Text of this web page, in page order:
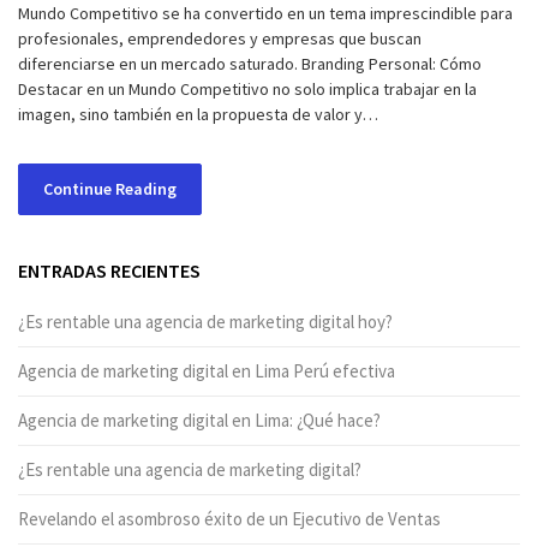
Mundo Competitivo se ha convertido en un tema imprescindible para
profesionales, emprendedores y empresas que buscan
diferenciarse en un mercado saturado. Branding Personal: Cómo
Destacar en un Mundo Competitivo no solo implica trabajar en la
imagen, sino también en la propuesta de valor y…
Continue Reading
ENTRADAS RECIENTES
¿Es rentable una agencia de marketing digital hoy?
Agencia de marketing digital en Lima Perú efectiva
Agencia de marketing digital en Lima: ¿Qué hace?
¿Es rentable una agencia de marketing digital?
Revelando el asombroso éxito de un Ejecutivo de Ventas